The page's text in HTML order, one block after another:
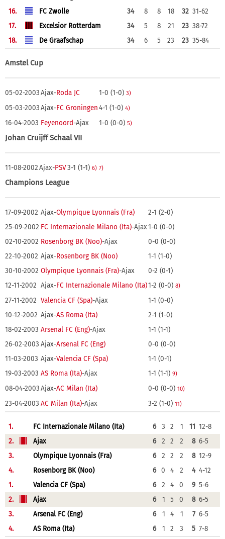
16.
FC Zwolle 34 8 8 18 32 31-62
17.
Excelsior Rotterdam 34 5 8 21 23 38-72
18.
De Graafschap 34 6 5 23 23 35-84
Amstel Cup
05-02-2003Ajax-Roda JC 1-0 (1-0) 3)
05-03-2003Ajax-FC Groningen4-1 (1-0) 4)
16-04-2003 Feyenoord-Ajax 1-0 (0-0) 5)
Johan Cruijff Schaal VII
11-08-2002Ajax-PSV3-1 (1-1) 6) 7)
Champions League
17-09-2002 Ajax-Olympique Lyonnais (Fra)
2-1 (2-0)
25-09-2002 FC Internazionale Milano (Ita)-Ajax1-0 (0-0)
02-10-2002 Rosenborg BK (Noo)-Ajax
0-0 (0-0)
22-10-2002 Ajax-Rosenborg BK (Noo)
1-1 (1-0)
30-10-2002 Olympique Lyonnais (Fra)-Ajax
0-2 (0-1)
12-11-2002 Ajax-FC Internazionale Milano (Ita)1-2 (0-0) 8)
27-11-2002 Valencia CF (Spa)-Ajax
1-1 (0-0)
10-12-2002 Ajax-AS Roma (Ita)
2-1 (1-0)
18-02-2003 Arsenal FC (Eng)-Ajax
1-1 (1-1)
26-02-2003 Ajax-Arsenal FC (Eng)
0-0 (0-0)
11-03-2003 Ajax-Valencia CF (Spa)
1-1 (0-1)
19-03-2003 AS Roma (Ita)-Ajax 1-1 (1-1) 9)
08-04-2003Ajax-AC Milan (Ita) 0-0 (0-0) 10)
23-04-2003 AC Milan (Ita)-Ajax 3-2 (1-0) 11)
1. FC Internazionale Milano (Ita) 6 3 2 1 11 12-8
2.
Ajax 6 2 2 2 8 6-5
3.
Olympique Lyonnais (Fra) 6 2 2 2 8 12-9
4.
Rosenborg BK (Noo) 6 0 4 2 4 4-12
1.
Valencia CF (Spa) 6 2 4 0 9 5-6
2.
Ajax 6 1 5 0 8 6-5
3.
Arsenal FC (Eng) 6 1 4 1 7 6-5
4.
AS Roma (Ita) 6 1 2 3 5 7-8